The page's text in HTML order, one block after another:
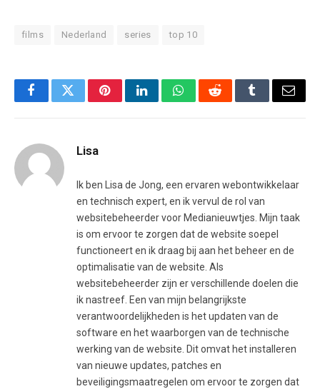
films Nederland series top 10
FacebookTwitterPinterestLinkedInWhatsAppRedditTumblrEmail
Lisa
Ik ben Lisa de Jong, een ervaren webontwikkelaar
en technisch expert, en ik vervul de rol van
websitebeheerder voor Medianieuwtjes. Mijn taak
is om ervoor te zorgen dat de website soepel
functioneert en ik draag bij aan het beheer en de
optimalisatie van de website. Als
websitebeheerder zijn er verschillende doelen die
ik nastreef. Een van mijn belangrijkste
verantwoordelijkheden is het updaten van de
software en het waarborgen van de technische
werking van de website. Dit omvat het installeren
van nieuwe updates, patches en
beveiligingsmaatregelen om ervoor te zorgen dat